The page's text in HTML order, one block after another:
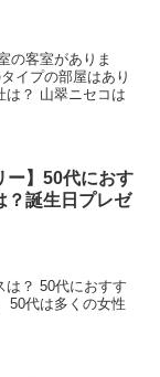
の客室がありま
イプの部屋はあり
は？ 山翠ニセコは
ー】50代におす
？誕生日プレゼ
は？ 50代におすす
50代は多くの女性